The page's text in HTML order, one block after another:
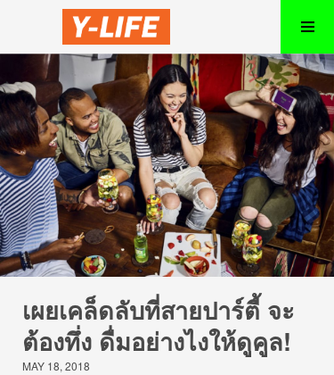
เผยเคล็ดลับที่สายปาร์ตี้ จะ
ต้องทึ่ง ดื่มอย่างไงให้ดูคูล!
MAY 18, 2018